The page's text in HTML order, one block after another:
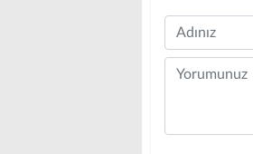
Name
Comment